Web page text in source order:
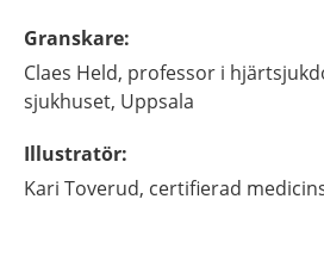
Granskare:
Claes Held, professor i
sjukhuset, Uppsala
Illustratör:
Kari Toverud, certifierad